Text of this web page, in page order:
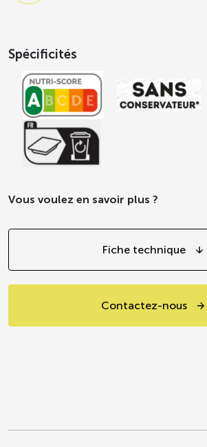
Spécificités
Vous voulez en savoir plus ?
Fiche technique
Contactez-nous